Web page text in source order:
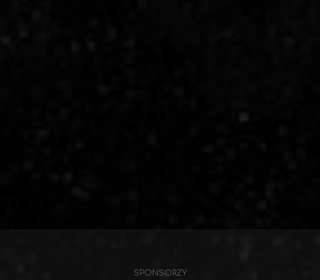
SPONSORZY